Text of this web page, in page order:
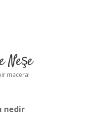
Neşe
macera!
nedir